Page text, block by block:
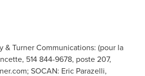
& Turner Communications: (pour la
514 844-9678, poste 207,
; SOCAN: Eric Parazelli,